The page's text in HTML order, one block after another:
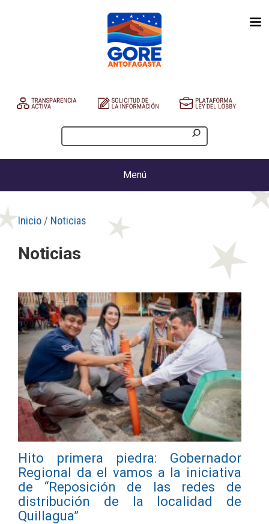
Menú
Inicio / Noticias
Noticias
Hito primera piedra: Gobernador
Regional da el vamos a la iniciativa
de “Reposición de las redes de
distribución de la localidad de
Quillagua”